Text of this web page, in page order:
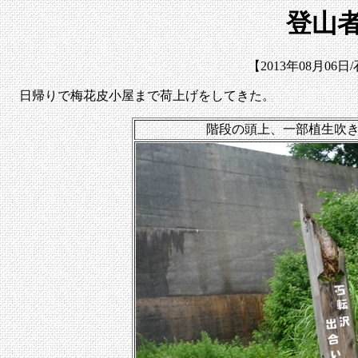
登山
【2013年08月06日
日帰りで梅花皮小屋まで荷上げをしてきた。
階段の頭上、一部植生吹